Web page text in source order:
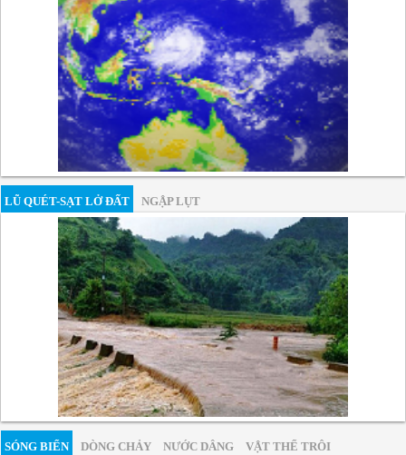
LŨ QUÉT-SẠT LỞ ĐẤT NGẬP LỤT
SÓNG BIỂN DÒNG CHẢY NƯỚC DÂNG VẬT THỂ TRÔI